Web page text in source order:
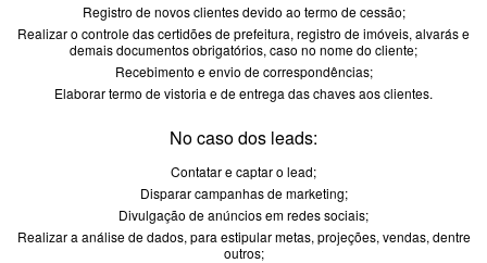
Registro de novos clientes devido ao termo de cessão;
Realizar o controle das certidões de prefeitura, registro de imóveis, alvarás e
demais documentos obrigatórios, caso no nome do cliente;
Recebimento e envio de correspondências;
Elaborar termo de vistoria e de entrega das chaves aos clientes.
No caso dos leads:
Contatar e captar o lead;
Disparar campanhas de marketing;
Divulgação de anúncios em redes sociais;
Realizar a análise de dados, para estipular metas, projeções, vendas, dentre
outros;